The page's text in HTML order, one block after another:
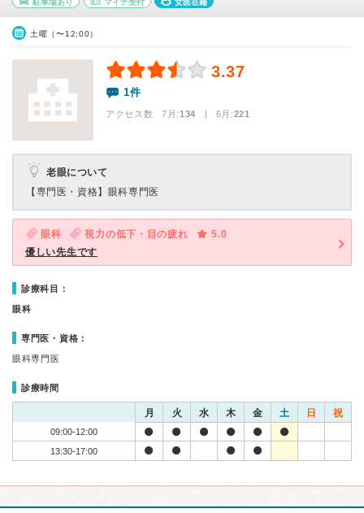
駐車場あり マイナ受付 女医在籍
土曜（〜12:00）
3.37
1件
アクセス数 7月:134 | 6月:221
老眼について
【専門医・資格】 眼科専門医
眼科 視力の低下・目の疲れ
5.0
優しい先生です
診療科目：
眼科
専門医・資格：
眼科専門医
診療時間
月 火 水 木 金 土 日 祝
09:00-12:00
13:30-17:00